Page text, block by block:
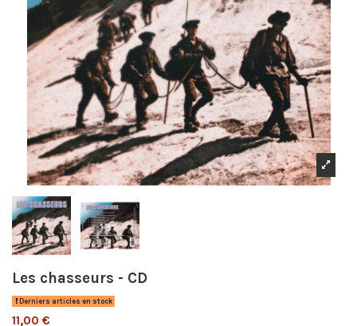
Les chasseurs - CD
Derniers articles en stock
11,00 €